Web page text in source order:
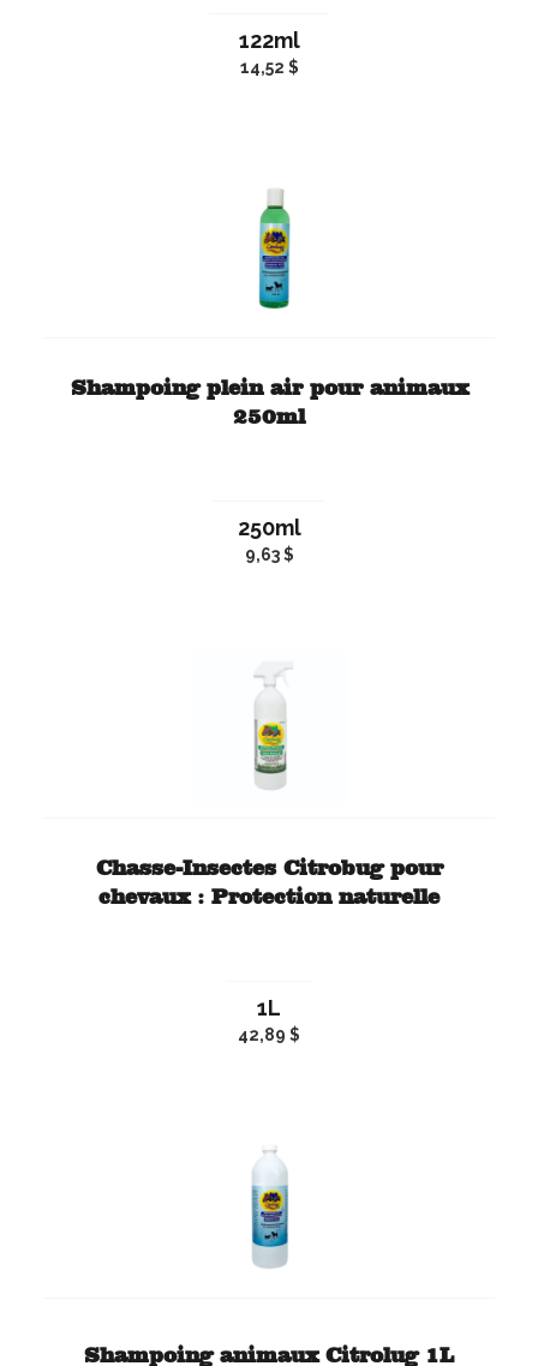
122ml
14,52 $
Shampoing plein air pour animaux
250ml
250ml
9,63 $
Chasse-Insectes Citrobug pour
chevaux : Protection naturelle
1L
42,89 $
Shampoing animaux Citrolug 1L